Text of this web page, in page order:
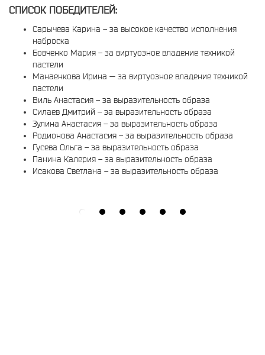
СПИСОК ПОБЕДИТЕЛЕЙ:
Сарычева Карина – за высокое качество исполнения
наброска
Бовченко Мария – за виртуозное владение техникой
пастели
Манаенкова Ирина — за виртуозное владение техникой
пастели
Виль Анастасия – за выразительность образа
Силаев Дмитрий – за выразительность образа
Зулина Анастасия – за выразительность образа
Родионова Анастасия – за выразительность образа
Гусева Ольга – за выразительность образа
Панина Калерия – за выразительность образа
Исакова Светлана – за выразительность образа